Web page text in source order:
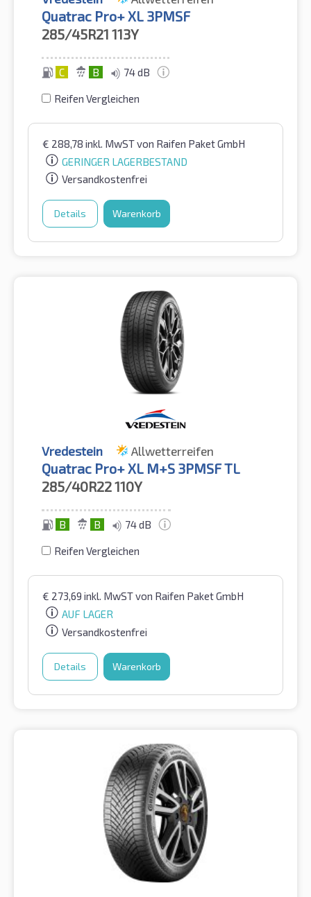
Quatrac Pro+ XL 3PMSF
285/45R21 113Y
C B 74 dB
Reifen Vergleichen
€ 288,78 inkl. MwSTvon Raifen Paket GmbH
GERINGER LAGERBESTAND
Versandkostenfrei
Details Warenkorb
Vredestein Allwetterreifen
Quatrac Pro+ XL M+S 3PMSF TL
285/40R22110Y
B B 74 dB
Reifen Vergleichen
€ 273,69 inkl. MwSTvon Raifen Paket GmbH
AUF LAGER
Versandkostenfrei
Details Warenkorb